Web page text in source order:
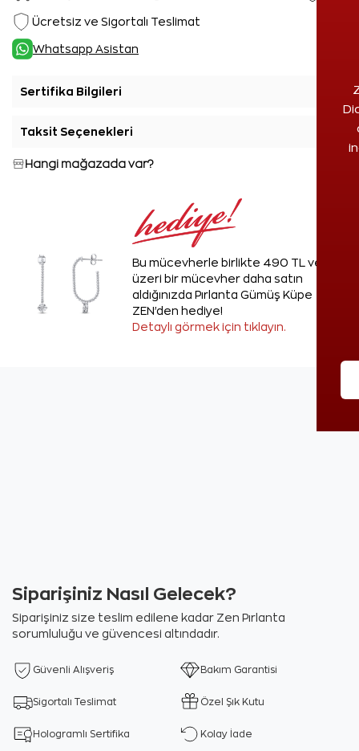
Ücretsiz ve Sigortalı Teslimat
Whatsapp Asistan
Sertifika Bilgileri
Taksit Seçenekleri
Hangi mağazada var?
Bu mücevherle birlikte 490 TL ve
üzeri bir mücevher daha satın
aldığınızda Pırlanta Gümüş Küpe
ZEN'den hediye!
Detaylı görmek için tıklayın.
Siparişiniz Nasıl Gelecek?
Siparişiniz size teslim edilene kadar Zen Pırlanta
sorumluluğu ve güvencesi altındadır.
Güvenli Alışveriş Bakım Garantisi
Sigortalı Teslimat Özel Şık Kutu
Hologramlı Sertifika Kolay İade